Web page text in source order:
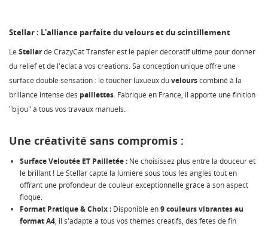
Stellar : L'alliance parfaite du velours et du scintillement
Le Stellarde CrazyCat Transfer est le papier décoratif ultime pour donner
du relief et de l'éclat à vos créations. Sa conception unique offre une
surface double sensation : le toucher luxueux duvelourscombiné à la
brillance intense des paillettes. Fabriqué en France, il apporte une finition
"bijou" à tous vos travaux manuels.
Une créativité sans compromis :
Surface Veloutée ET Pailletée : Ne choisissez plus entre la douceur et
le brillant ! Le Stellar capte la lumière sous tous les angles tout en
offrant une profondeur de couleur exceptionnelle grâce à son aspect
floqué.
Format Pratique & Choix : Disponible en9 couleurs vibrantes au
format A4, il s'adapte à tous vos thèmes créatifs, des fêtes de fin